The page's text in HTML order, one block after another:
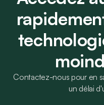
Contactez-nous pour en
un délai